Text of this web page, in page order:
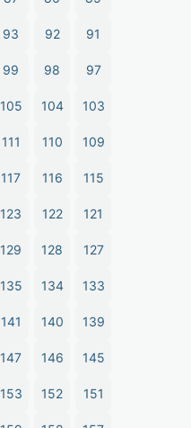
91
92
93
97
98
99
103
104
105
109
110
111
115
116
117
121
122
123
127
128
129
133
134
135
139
140
141
145
146
147
151
152
153